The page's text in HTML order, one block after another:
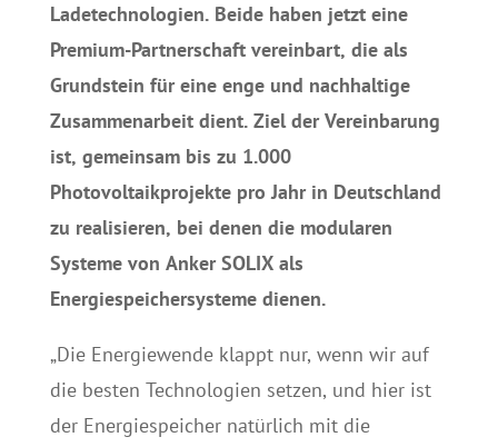
Ladetechnologien. Beide haben jetzt eine
Premium-Partnerschaft vereinbart, die als
Grundstein für eine enge und nachhaltige
Zusammenarbeit dient. Ziel der Vereinbarung
ist, gemeinsam bis zu 1.000
Photovoltaikprojekte pro Jahr in Deutschland
zu realisieren, bei denen die modularen
Systeme von Anker SOLIX als
Energiespeichersysteme dienen.
„Die Energiewende klappt nur, wenn wir auf
die besten Technologien setzen, und hier ist
der Energiespeicher natürlich mit die